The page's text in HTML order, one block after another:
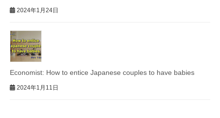
2024年1月24日
Economist: How to entice Japanese couples to have babies
2024年1月11日